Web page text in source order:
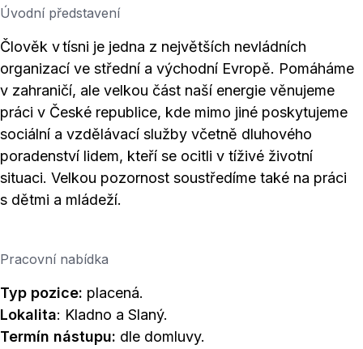
Úvodní představení
Člověk v tísni je jedna z největších nevládních
organizací ve střední a východní Evropě. Pomáháme
v zahraničí, ale velkou část naší energie věnujeme
práci v České republice, kde mimo jiné poskytujeme
sociální a vzdělávací služby včetně dluhového
poradenství lidem, kteří se ocitli v tíživé životní
situaci. Velkou pozornost soustředíme také na práci
s dětmi a mládeží.
Pracovní nabídka
Typ pozice: placená.
Lokalita: Kladno a Slaný.
Termín nástupu: dle domluvy.